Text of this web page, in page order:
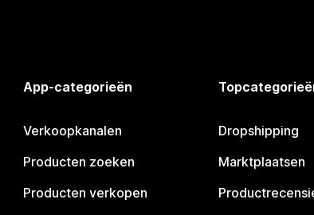
App-categorieën
Verkoopkanalen
Producten zoeken
Producten verkopen
Dropshipping
Marktplaatsen